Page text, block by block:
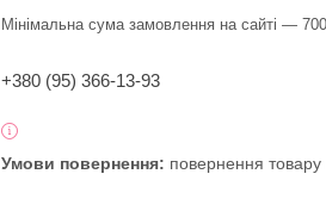
Мінімальна сума замовлення на сайті —
+380 (95) 366-13-93
повернення товару